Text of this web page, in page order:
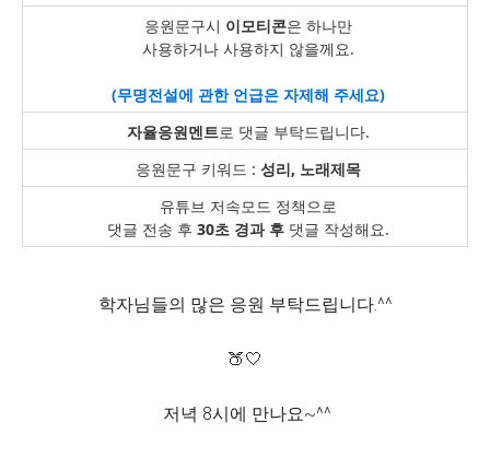
응원문구시 이모티콘은 하나만
사용하거나 사용하지 않을께요.
(무명전설에 관한 언급은 자제해 주세요)
자율응원멘트로 댓글 부탁드립니다.
응원문구 키워드 : 성리, 노래제목
유튜브 저속모드 정책으로
댓글 전송 후 30초 경과 후 댓글 작성해요.
학자님들의 많은 응원 부탁드립니다.^^
🍑🤍
저녁 8시에 만나요~^^